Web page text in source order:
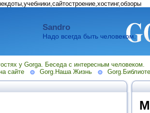
Sandro
Надо всегда быть человеком.
у Gorga. Беседа с интересным человеком.
сайте Gorg.Наша Жизнь